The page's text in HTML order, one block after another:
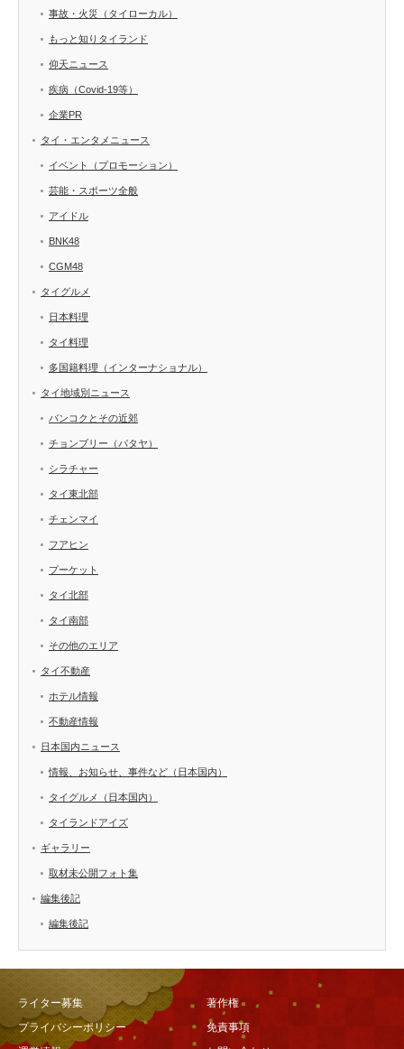
事故・火災（タイローカル）
もっと知りタイランド
仰天ニュース
疾病（Covid-19等）
企業PR
タイ・エンタメニュース
イベント（プロモーション）
芸能・スポーツ全般
アイドル
BNK48
CGM48
タイグルメ
日本料理
タイ料理
多国籍料理（インターナショナル）
タイ地域別ニュース
バンコクとその近郊
チョンブリー（パタヤ）
シラチャー
タイ東北部
チェンマイ
フアヒン
プーケット
タイ北部
タイ南部
その他のエリア
タイ不動産
ホテル情報
不動産情報
日本国内ニュース
情報、お知らせ、事件など（日本国内）
タイグルメ（日本国内）
タイランドアイズ
ギャラリー
取材未公開フォト集
編集後記
編集後記
ライター募集
著作権
プライバシーポリシー
免責事項